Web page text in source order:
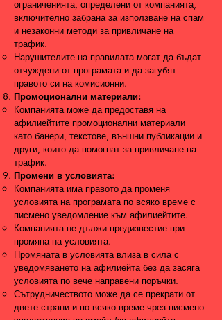
ограниченията, определени от компанията,
включително забрана за използване на спам
и незаконни методи за привличане на
трафик.
Нарушителите на правилата могат да бъдат
отчуждени от програмата и да загубят
правото си на комисионни.
Промоционални материали:
Компанията може да предоставя на
афилиейтите промоционални материали
като банери, текстове, външни публикации и
други, които да помогнат за привличане на
трафик.
Промени в условията:
Компанията има правото да променя
условията на програмата по всяко време с
писмено уведомление към афилиейтите.
Компанията не дължи предизвестие при
промяна на условията.
Промяната в условията влиза в сила с
уведомяването на афилиейта без да засяга
условията по вече направени поръчки.
Сътрудничеството може да се прекрати от
двете страни и по всяко време чрез писмено
уведомление по имейл (за афилиейта -